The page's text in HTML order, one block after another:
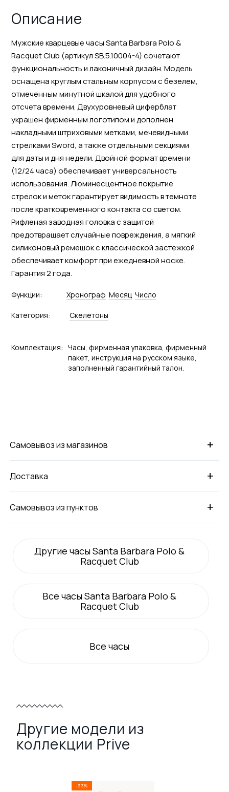
Описание
Мужские кварцевые часы Santa Barbara Polo &
Racquet Club (артикул SB.5.10004-4) сочетают
функциональность и лаконичный дизайн. Модель
оснащена круглым стальным корпусом с безелем,
отмеченным минутной шкалой для удобного
отсчета времени. Двухуровневый циферблат
украшен фирменным логотипом и дополнен
накладными штриховыми метками, мечевидными
стрелками Sword, а также отдельными секциями
для даты и дня недели. Двойной формат времени
(12/24 часа) обеспечивает универсальность
использования. Люминесцентное покрытие
стрелок и меток гарантирует видимость в темноте
после кратковременного контакта со светом.
Рифленая заводная головка с защитой
предотвращает случайные повреждения, а мягкий
силиконовый ремешок с классической застежкой
обеспечивает комфорт при ежедневной носке.
Гарантия 2 года.
Функции: Хронограф Месяц Число
Категория: Скелетоны
Комплектация: Часы, фирменная упаковка, фирменный
пакет, инструкция на русском языке,
заполненный гарантийный талон.
+
Самовывоз из магазинов
+
Доставка
+
Самовывоз из пунктов
Другие часы Santa Barbara Polo &
Racquet Club
Всечасы Santa Barbara Polo &
Racquet Club
Всечасы
Другие модели из
коллекции Prive
-33%